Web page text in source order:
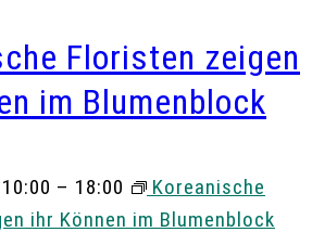
Floristen zeigen
im Blumenblock
– 18:00
Koreanische
ihr Können im Blumenblock